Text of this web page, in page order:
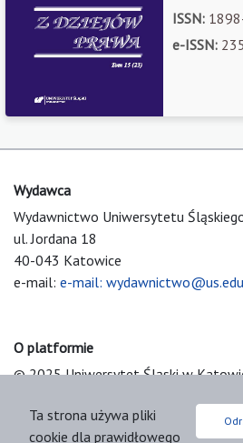
ISSN:
e-ISSN:
Wydawca
Wydawnictwo Uniwersytetu
ul. Jordana 18
40-043 Katowice
e-mail: e-mail:
O platformie
© 2025 Uniwersytet Śląski w
Platform & Workflow by OJS/PKP
Ta strona używa pliki
cookie dla prawidłowego